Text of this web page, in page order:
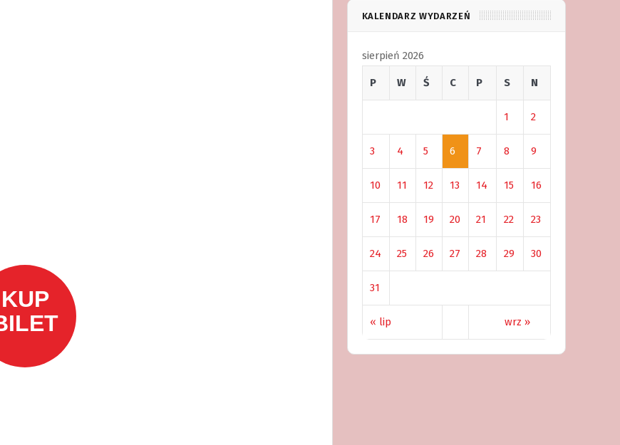
KALENDARZ WYDARZEŃ
sierpień 2026
P W Ś C P S N
« lip wrz »
1 2
3 4 5 6 7 8 9
10 11 12 13 14 15 16
17 18 19 20 21 22 23
24 25 26 27 28 29 30
31